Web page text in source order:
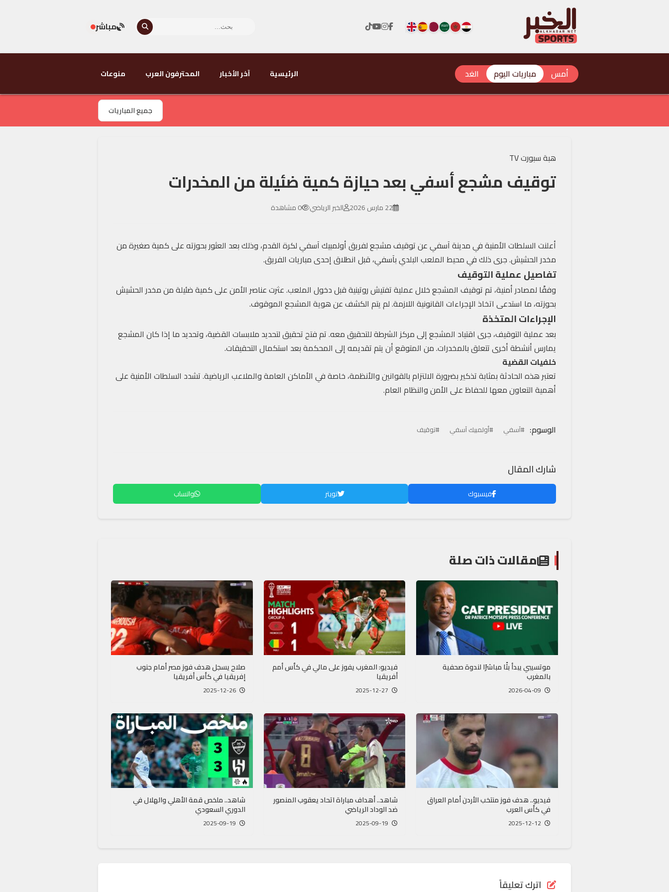
مباشر
أمس مباريات اليوم الغد الرئيسية آخر الأخبار المحترفون العرب منوعات
جميع المباريات
هبة سبورت TV
توقيف مشجع أسفي بعد حيازة كمية ضئيلة من المخدرات
22 مارس 2026 الخبر الرياضي 0 مشاهدة
أعلنت السلطات الأمنية في مدينة آسفي عن توقيف مشجع لفريق أولمبيك آسفي لكرة القدم، وذلك بعد العثور بحوزته على كمية صغيرة من
مخدر الحشيش. جرى ذلك في محيط الملعب البلدي بآسفي، قبل انطلاق إحدى مباريات الفريق.
تفاصيل عملية التوقيف
وفقًا لمصادر أمنية، تم توقيف المشجع خلال عملية تفتيش روتينية قبل دخول الملعب. عثرت عناصر الأمن على كمية ضئيلة من مخدر الحشيش
بحوزته، ما استدعى اتخاذ الإجراءات القانونية اللازمة. لم يتم الكشف عن هوية المشجع الموقوف.
الإجراءات المتخذة
بعد عملية التوقيف، جرى اقتياد المشجع إلى مركز الشرطة للتحقيق معه. تم فتح تحقيق لتحديد ملابسات القضية، وتحديد ما إذا كان المشجع
يمارس أنشطة أخرى تتعلق بالمخدرات. من المتوقع أن يتم تقديمه إلى المحكمة بعد استكمال التحقيقات.
خلفيات القضية
تعتبر هذه الحادثة بمثابة تذكير بضرورة الالتزام بالقوانين والأنظمة، خاصة في الأماكن العامة والملاعب الرياضية. تشدد السلطات الأمنية على
أهمية التعاون معها للحفاظ على الأمن والنظام العام.
الوسوم: #آسفي #أولمبيك آسفي #توقيف
شارك المقال
فيسبوك تويتر واتساب
مقالات ذات صلة
موتسيبي يبدأ بثًا مباشرًا لندوة صحفية
بالمغرب
فيديو: المغرب يفوز على مالي في كأس أمم
أفريقيا
صلاح يسجل هدف فوز مصر أمام جنوب
إفريقيا في كأس أفريقيا
2025-12-26
فيديو.. هدف فوز منتخب الأردن أمام العراق
في كأس العرب
شاهد.. أهداف مباراة اتحاد يعقوب المنصور
ضد الوداد الرياضي
شاهد.. ملخص قمة الأهلي والهلال في
الدوري السعودي
اترك تعليقاً